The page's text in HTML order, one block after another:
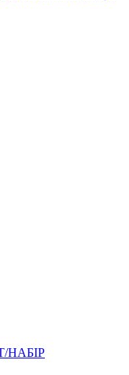
НАБІР